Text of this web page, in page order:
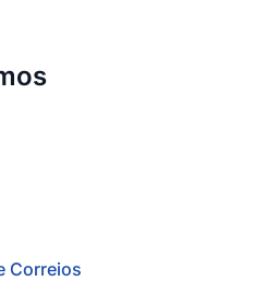
Correios